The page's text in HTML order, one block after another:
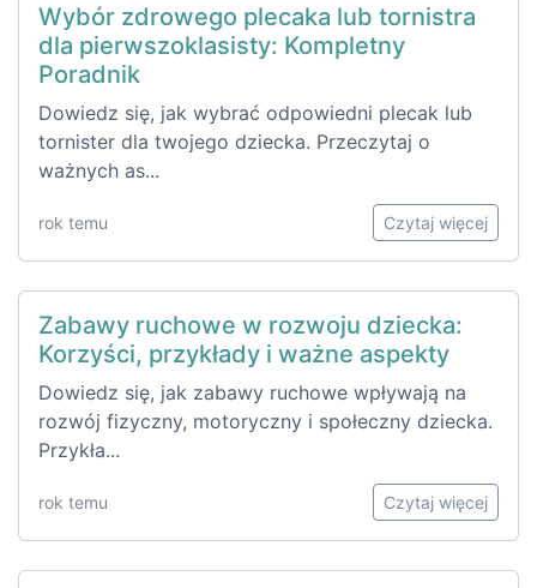
Wybór zdrowego plecaka lub tornistra
dla pierwszoklasisty: Kompletny
Poradnik
Dowiedz się, jak wybrać odpowiedni plecak lub
tornister dla twojego dziecka. Przeczytaj o
ważnych as...
rok temu Czytaj więcej
Zabawy ruchowe w rozwoju dziecka:
Korzyści, przykłady i ważne aspekty
Dowiedz się, jak zabawy ruchowe wpływają na
rozwój fizyczny, motoryczny i społeczny dziecka.
Przykła...
rok temu Czytaj więcej